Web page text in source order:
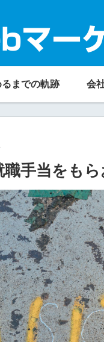
マー
までの軌跡 会
手当をも